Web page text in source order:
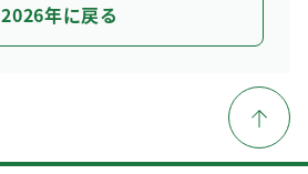
2026年に戻る